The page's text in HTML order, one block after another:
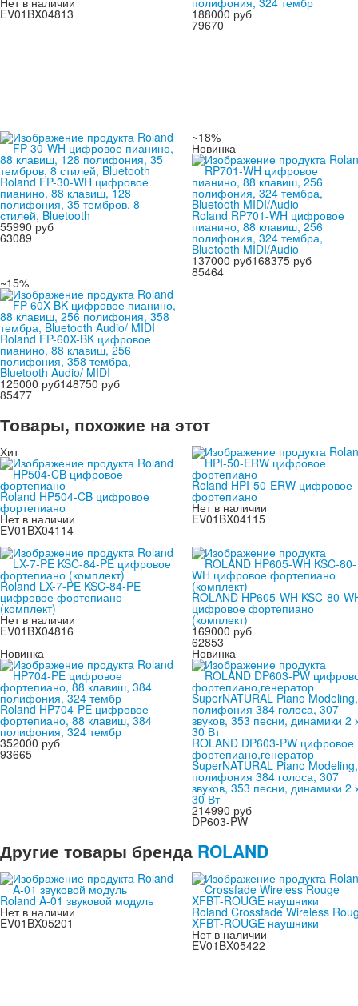
EV01BX04813 188000 руб
79670
Roland FP-30-WH цифровое
пианино, 88 клавиш, 128
полифония, 35 тембров, 8
стилей, Bluetooth
55990 руб
63089
~18%
Новинка
Roland RP701-WH цифровое
пианино, 88 клавиш, 256
полифония, 324 тембра,
Bluetooth MIDI/Audio
137000 руб168375 руб
85464
~15%
Roland FP-60X-BK цифровое
пианино, 88 клавиш, 256
полифония, 358 тембра,
Bluetooth Audio/ MIDI
125000 руб148750 руб
85477
Товары, похожие на этот
Хит
Roland HP504-CB цифровое
фортепиано
Нет в наличии
EV01BX04114
Roland HPI-50-ERW цифровое
фортепиано
Нет в наличии
EV01BX04115
Roland LX-7-PE KSC-84-PE
цифровое фортепиано
(комплект)
Нет в наличии
EV01BX04816
ROLAND HP605-WH KSC-80-
цифровое фортепиано
(комплект)
169000 руб
62853
Новинка
Roland HP704-PE цифровое
фортепиано, 88 клавиш, 384
полифония, 324 тембр
352000 руб
93665
Новинка
ROLAND DP603-PW цифровое
фортепиано,генератор
SuperNATURAL Piano Modeling,
полифония 384 голоса, 307
звуков, 353 песни, динамики 2
30 Вт
214990 руб
DP603-PW
Другие товары бренда ROLAND
Roland A-01 звуковой модуль
Нет в наличии
EV01BX05201
Roland Crossfade Wireless
XFBT-ROUGE наушники
Нет в наличии
EV01BX05422